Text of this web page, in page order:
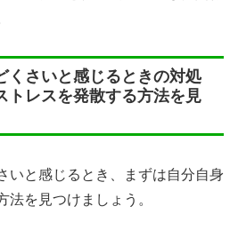
くさいと感じるときの対処
トレスを発散する方法を見
いと感じるとき、まずは自分自身
法を見つけましょう。